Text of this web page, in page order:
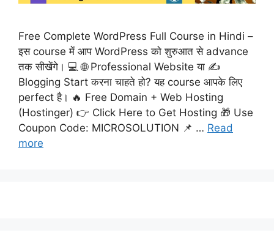
Free Complete WordPress Full Course in Hindi –
इस course में आप WordPress को शुरुआत से advance
तक सीखेंगे। 💻 🌐 Professional Website या ✍️
Blogging Start करना चाहते हो? यह course आपके लिए
perfect है। 🔥 Free Domain + Web Hosting
(Hostinger) 👉 Click Here to Get Hosting 🎁 Use
Coupon Code: MICROSOLUTION 📌 … Read
more